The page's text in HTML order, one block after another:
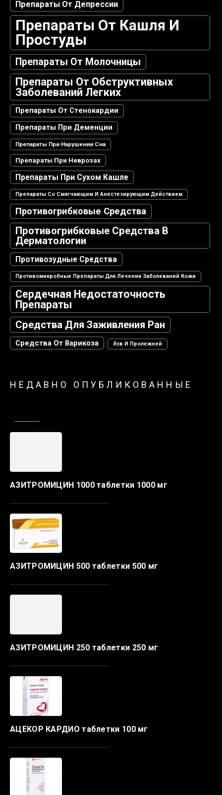
Препараты От Депрессии
Препараты От Кашля И
Простуды
Препараты От Молочницы
Препараты От Обструктивных
Заболеваний Легких
Препараты От Стенокардии
Препараты При Деменции
Препараты При Нарушении Сна
Препараты При Неврозах
Препараты При Сухом Кашле
Препараты Со Смягчающим И Анестезирующим Действием
Противогрибковые Средства
Противогрибковые Средства В
Дерматологии
Противозудные Средства
Противомикробные Препараты Для Лечения Заболеваний Кожи
Сердечная Недостаточность
Препараты
Средства Для Заживления Ран
Средства От Варикоза Язв И Пролежней
НЕДАВНО ОПУБЛИКОВАННЫЕ
АЗИТРОМИЦИН 1000 таблетки 1000 мг
АЗИТРОМИЦИН 500 таблетки 500 мг
АЗИТРОМИЦИН 250 таблетки 250 мг
АЦЕКОР КАРДИО таблетки 100 мг